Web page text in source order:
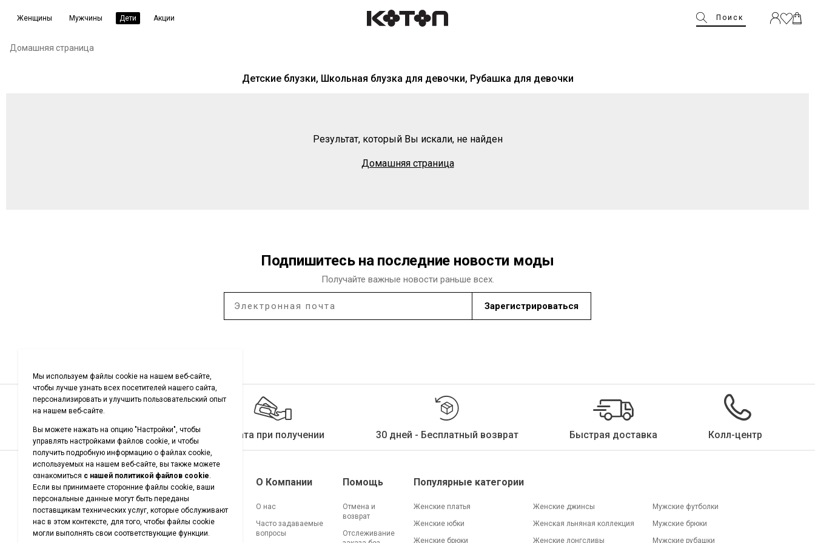
Поиск
Женщины Мужчины Дети Акции
Детские блузки, Школьная блузка для девочки, Рубашка для девочки
Домашняя страница
Результат, который Вы искали, не найден
Домашняя страница
Подпишитесь на последние новости моды
Получайте важные новости раньше всех.
Зарегистрироваться
Качество гарантировано Оплата при получении 30 дней - Бесплатный возврат Быстрая доставка Колл-центр
Подписывайтесь на нас
Загрузите наше приложение
О Компании
О нас
Часто задаваемые
вопросы
Помощь
Отмена и
возврат
Отслеживание
Популярные категории
Женские платья
Женские юбки
Женские брюки
Женские джинсы
Женская льняная коллекция
Женские лонгсливы
Мужские футболки
Мужские брюки
Мужские рубашки
Наши магазины
Выберите страну